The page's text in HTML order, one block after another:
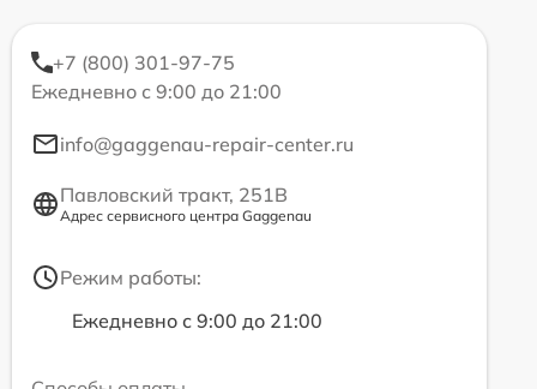
+7 (800) 301-97-75
Ежедневно с 9:00 до 21:00
info@gaggenau-repair-center.ru
Павловский тракт, 251В
Адрес сервисного центра Gaggenau
Режим работы:
Ежедневно с 9:00 до 21:00